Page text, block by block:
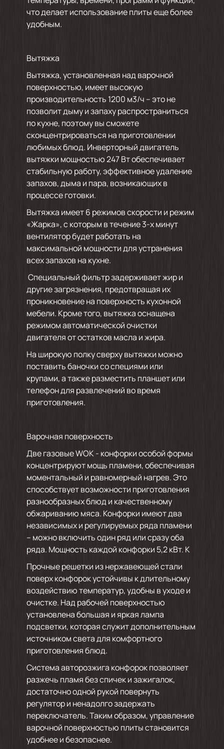
что делает использование плиты еще более
удобным.
Вытяжка
Вытяжка, установленная над варочной
поверхностью, имеет высокую
производительность 1200 м3/ч – это не
позволит дыму и запаху распространиться
по кухне, поэтому вы сможете
сконцентрироваться на приготовлении
любимых блюд. Инверторный двигатель
вытяжки мощностью 247 Вт обеспечивает
стабильную работу, эффективное удаление
запахов, дыма и пара, возникающих в
процессе готовки.
Вытяжка имеет 6 режимов скорости и режим
«Жарка», с которым в течение 3-х минут
вентилятор будет работать на
максимальной мощности для устранения
всех запахов на кухне.
Специальный фильтр задерживает жир и
другие загрязнения, предотвращая их
проникновение на поверхность кухонной
мебели. Кроме того, вытяжка оснащена
режимом автоматической очистки
двигателя от остатков масла и жира.
На широкую полку сверху вытяжки можно
поставить баночки со специями или
крупами, а также разместить планшет или
телефон для развлечений во время
приготовления.
Варочная поверхность
Две газовые WOK - конфорки особой формы
концентрируют мощь пламени, обеспечивая
моментальный и равномерный нагрев. Это
способствует возможности приготовления
разнообразных блюд и качественному
обжариванию мяса. Конфорки имеют два
независимых и регулируемых ряда пламени
– можно включить один ряд или сразу оба
ряда. Мощность каждой конфорки 5,2 кВт. К
Прочные решетки из нержавеющей стали
поверх конфорок устойчивы к длительному
воздействию температур, удобны в уходе и
очистке. Над рабочей поверхностью
установлена большая и яркая лампа
подсветки, которая служит дополнительным
источником света для комфортного
приготовления блюд.
Система авторозжига конфорок позволяет
разжечь пламя без спичек и зажигалок,
достаточно одной рукой повернуть
регулятор и ненадолго задержать
переключатель. Таким образом, управление
варочной поверхностью плиты становится
удобнее и безопаснее.